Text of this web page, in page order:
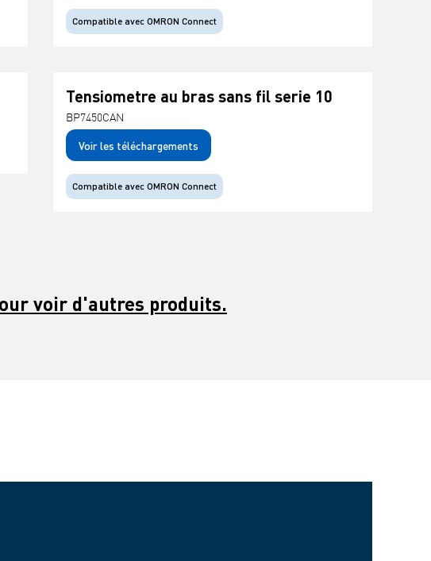
Compatible avec OMRON Connect
Tensiometre au bras sans fil serie 10
BP7450CAN
Voir les téléchargements
Compatible avec OMRON Connect
voir d'autres produits.